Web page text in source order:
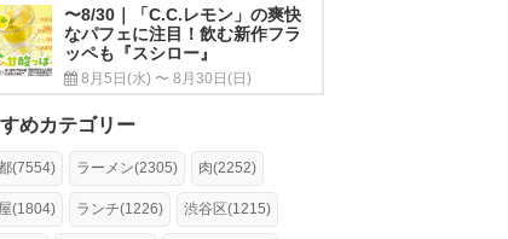
〜8/30｜「C.C.レモン」の爽快
なパフェに注目！飲む新作フラ
ッペも『スシロー』
8月5日(水) 〜 8月30日(日)
めカテゴリー
(7554) ラーメン(2305) 肉(2252)
(1804) ランチ(1226) 渋谷区(1215)